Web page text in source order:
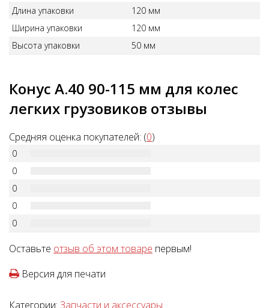
Длина упаковки
120 мм
Ширина упаковки
120 мм
Высота упаковки
50 мм
Конус A.40 90-115 мм для колес
легких грузовиков отзывы
Средняя оценка покупателей: (0)
0
0
0
0
0
Оставьте отзыв об этом товаре первым!
Версия для печати
Категории: Запчасти и аксессуары